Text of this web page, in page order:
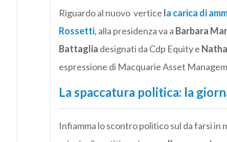
Riguardo al nuovo vertice la carica di
Rossetti, alla presidenza va a Barbara
Battaglia designati da Cdp Equity e
espressione di Macquarie Asset
La spaccatura politica: la
Infiamma lo scontro politico sul da farsi in